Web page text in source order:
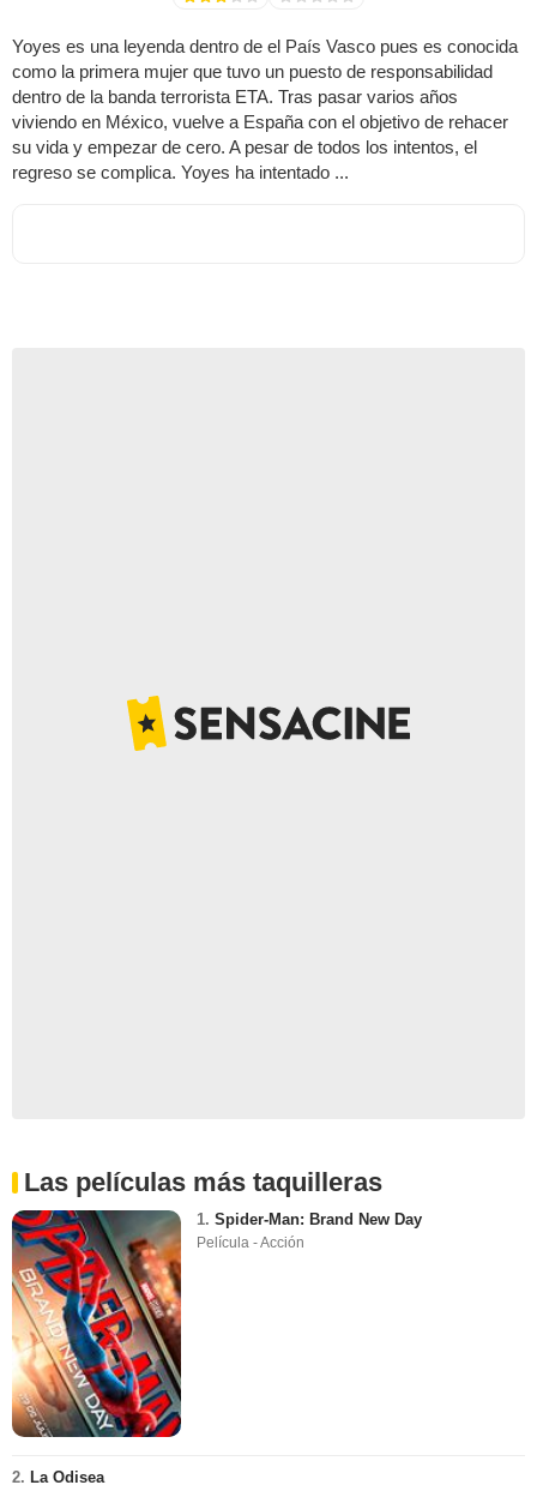
Yoyes es una leyenda dentro de el País Vasco pues es conocida
como la primera mujer que tuvo un puesto de responsabilidad
dentro de la banda terrorista ETA. Tras pasar varios años
viviendo en México, vuelve a España con el objetivo de rehacer
su vida y empezar de cero. A pesar de todos los intentos, el
regreso se complica. Yoyes ha intentado ...
Las películas más taquilleras
1. Spider-Man: Brand New Day
Película - Acción
2. La Odisea